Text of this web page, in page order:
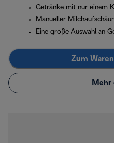
Getränke mit nur einem
Manueller
Eine große Auswahl an
Zum
Mehr